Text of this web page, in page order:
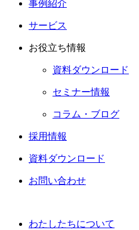
事例紹介
サービス
お役立ち情報
資料ダウンロード
セミナー情報
コラム・ブログ
採用情報
資料ダウンロード
お問い合わせ
わたしたちについて